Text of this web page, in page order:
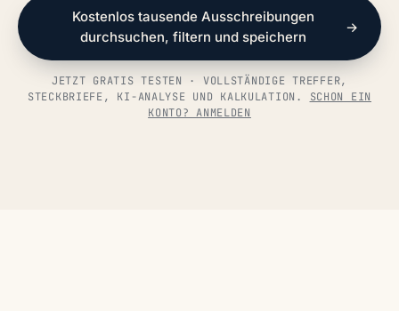
Kostenlos tausende Ausschreibungen
durchsuchen, filtern und speichern
→
JETZT GRATIS TESTEN · VOLLSTÄNDIGE TREFFER,
STECKBRIEFE, KI-ANALYSE UND KALKULATION. SCHON EIN
KONTO? ANMELDEN